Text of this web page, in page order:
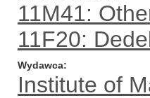
11M41:
11F20:
Wydawca
Institute of